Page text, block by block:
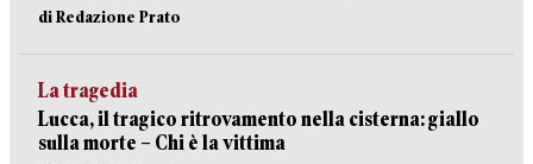
di Redazione Prato
La tragedia
Lucca, il tragico ritrovamento nella cisterna: giallo
sulla morte – Chi è la vittima